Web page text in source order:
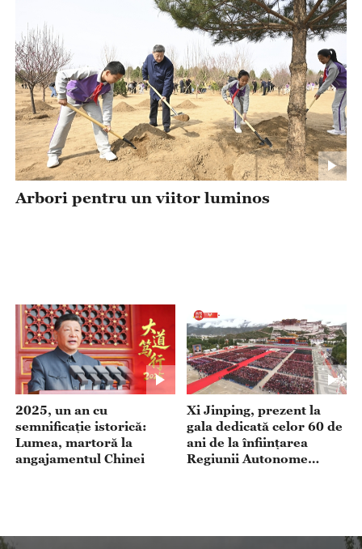
Arbori pentru un viitor luminos
2025, un an cu
semnificație istorică:
Lumea, martoră la
angajamentul Chinei
Xi Jinping, prezent la
gala dedicată celor 60 de
ani de la înființarea
Regiunii Autonome